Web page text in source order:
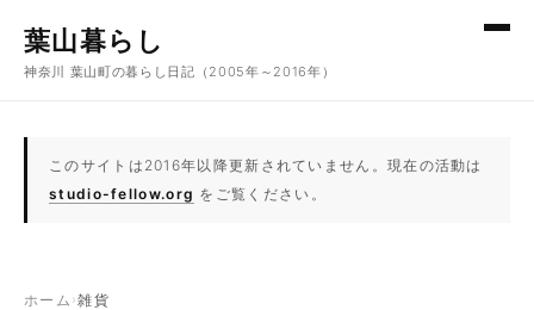
葉山暮らし
神奈川 葉山町の暮らし日記（2005年～2016年）
このサイトは2016年以降更新されていません。現在の活動は
studio-fellow.org をご覧ください。
ホーム ›雑貨